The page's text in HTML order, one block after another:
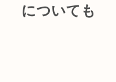
についても